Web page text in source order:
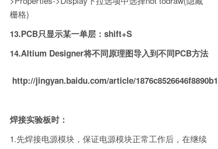
栅格)
13.PCB只显示某一单层：shift+S
14.Altium Designer将不同原理图导入到不同PCB方法
http://jingyan.baidu.com/article/
焊接实验板时：
1.先焊接电源模块，保证电源模块正常工作后，在继续